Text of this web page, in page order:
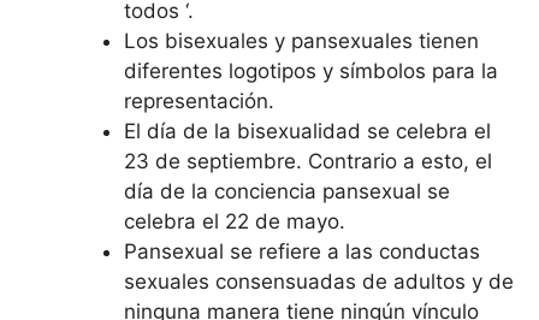
todos ‘.
Los bisexuales y pansexuales tienen
diferentes logotipos y símbolos para la
representación.
El día de la bisexualidad se celebra el
23 de septiembre. Contrario a esto, el
día de la conciencia pansexual se
celebra el 22 de mayo.
Pansexual se refiere a las conductas
sexuales consensuadas de adultos y de
ninguna manera tiene ningún vínculo